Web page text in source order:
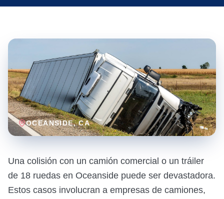
OCEANSIDE, CA
Una colisión con un camión comercial o un tráiler
de 18 ruedas en Oceanside puede ser devastadora.
Estos casos involucran a empresas de camiones,